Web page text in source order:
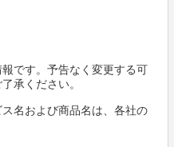
です。予告なく変更する可
承ください。
名および商品名は、各社の